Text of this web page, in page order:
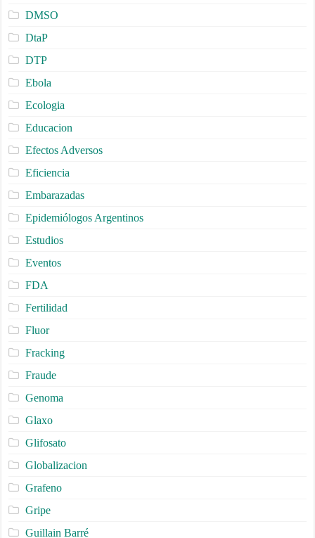
DMSO
DtaP
DTP
Ebola
Ecologia
Educacion
Efectos Adversos
Eficiencia
Embarazadas
Epidemiólogos Argentinos
Estudios
Eventos
FDA
Fertilidad
Fluor
Fracking
Fraude
Genoma
Glaxo
Glifosato
Globalizacion
Grafeno
Gripe
Guillain Barré